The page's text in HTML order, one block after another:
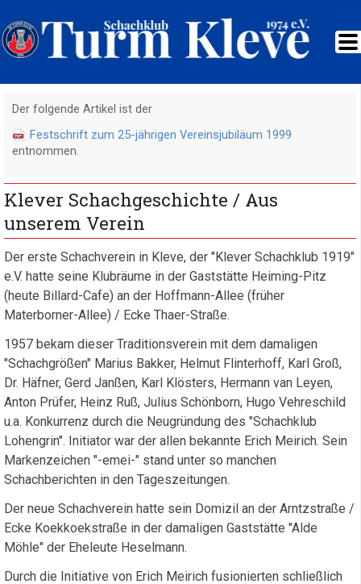
Der folgende Artikel ist der
Festschrift zum 25-jährigen Vereinsjubiläum 1999
entnommen.
Klever Schachgeschichte / Aus
unserem Verein
Der erste Schachverein in Kleve, der "Klever Schachklub 1919"
e.V. hatte seine Klubräume in der Gaststätte Heiming-Pitz
(heute Billard-Cafe) an der Hoffmann-Allee (früher
Materborner-Allee) / Ecke Thaer-Straße.
1957 bekam dieser Traditionsverein mit dem damaligen
"Schachgrößen" Marius Bakker, Helmut Flinterhoff, Karl Groß,
Dr. Häfner, Gerd Janßen, Karl Klösters, Hermann van Leyen,
Anton Prüfer, Heinz Ruß, Julius Schönborn, Hugo Vehreschild
u.a. Konkurrenz durch die Neugründung des "Schachklub
Lohengrin". Initiator war der allen bekannte Erich Meirich. Sein
Markenzeichen "-emei-" stand unter so manchen
Schachberichten in den Tageszeitungen.
Der neue Schachverein hatte sein Domizil an der Arntzstraße /
Ecke Koekkoekstraße in der damaligen Gaststätte "Alde
Möhle" der Eheleute Heselmann.
Durch die Initiative von Erich Meirich fusionierten schließlich